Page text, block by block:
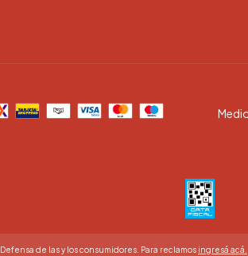
Defensa de las y los consumidores. Para reclamos ingresá acá.